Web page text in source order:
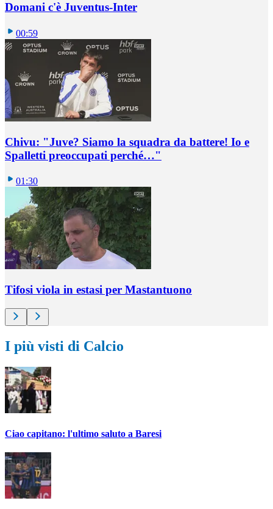
Domani c'è Juventus-Inter
00:59
Chivu: "Juve? Siamo la squadra da battere! Io e
Spalletti preoccupati perché…"
01:30
Tifosi viola in estasi per Mastantuono
I più visti di Calcio
Ciao capitano: l'ultimo saluto a Baresi